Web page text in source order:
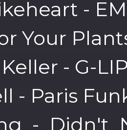
-
Your
- G-
- Paris
- Didn't